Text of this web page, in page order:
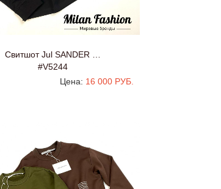
Свитшот Jul SANDER …
#V5244
Цена: 16 000 РУБ.